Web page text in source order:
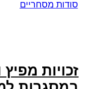
סודות מסחריים
זכויות מפיץ